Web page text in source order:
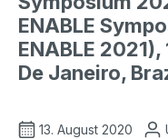
ENABLE
ENABLE
De Janeiro,
13. August 2020